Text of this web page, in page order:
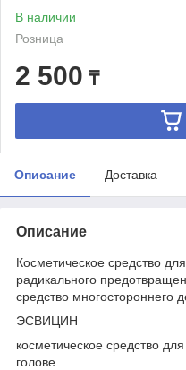
В наличии
Розница
2 500 ₸
Описание Доставка
Описание
Косметическое средство
радикального
средство многостороннего
ЭСВИЦИН
косметическое средство
голове